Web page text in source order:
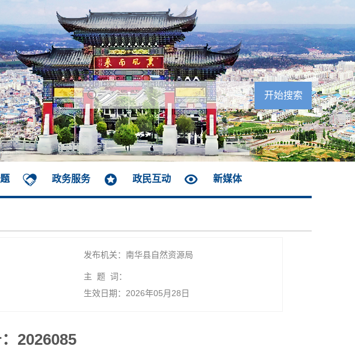
政务服务 政民互动 新媒体
发布机关：南华县自然资源局
主 题 词：
生效日期：2026年05月28日
2026085